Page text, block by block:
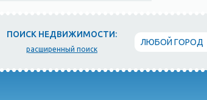
ПОИСК НЕДВИЖИМОСТИ:
расширенный поиск
ЛЮБОЙ ГОРОД